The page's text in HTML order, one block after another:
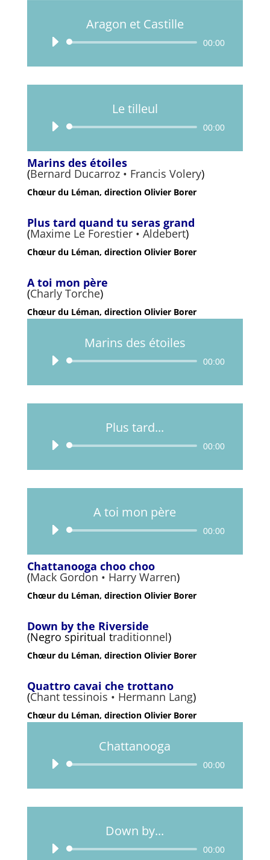
Aragon et Castille
Lecteur
00:00
Le tilleul
Lecteur
00:00
Marins des étoiles
(Bernard Ducarroz • Francis Volery)
Chœur du Léman, direction Olivier Borer
Plus tard quand tu seras grand
(Maxime Le Forestier • Aldebert)
Chœur du Léman, direction Olivier Borer
A toi mon père
(Charly Torche)
Chœur du Léman, direction Olivier Borer
Marins des étoiles
Lecteur
00:00
Plus tard...
Lecteur
00:00
A toi mon père
Lecteur
00:00
Chattanooga choo choo
(Mack Gordon • Harry Warren)
Chœur du Léman, direction Olivier Borer
Down by the Riverside
(Negro spiritual traditionnel)
Chœur du Léman, direction Olivier Borer
Quattro cavai che trottano
(Chant tessinois • Hermann Lang)
Chœur du Léman, direction Olivier Borer
Chattanooga
Lecteur
00:00
Down by...
Lecteur
00:00